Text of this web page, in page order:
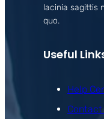
lacinia sagittis
quo.
Useful
Help
Contact